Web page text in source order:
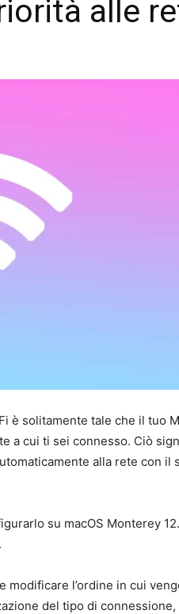
alle
è solitamente tale che il tuo
a cui ti sei connesso. Ciò
alla rete con il
su macOS Monterey
modificare l’ordine in cui
del tipo di connessione,